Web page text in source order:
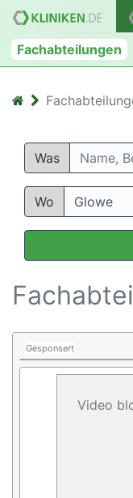
Fachabteilungen
Was
Wo
Gesponsert
Video